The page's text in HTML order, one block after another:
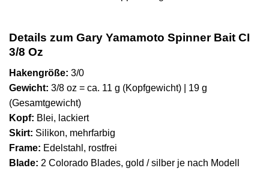
Details zum Gary Yamamoto Spinner Bait CI
3/8 Oz
Hakengröße: 3/0
Gewicht: 3/8 oz = ca. 11 g (Kopfgewicht) | 19 g
(Gesamtgewicht)
Kopf: Blei, lackiert
Skirt: Silikon, mehrfarbig
Frame: Edelstahl, rostfrei
Blade: 2 Colorado Blades, gold / silber je nach Modell